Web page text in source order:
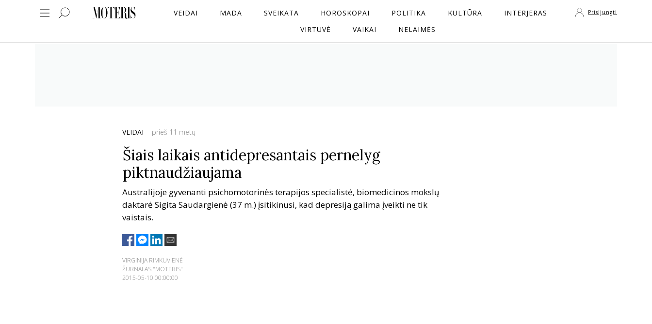
VEIDAI MADA SVEIKATA HOROSKOPAI POLITIKA KULTŪRA
INTERJERAS
VIRTUVĖ
VAIKAI NELAIMĖS
Prisijungti
VEIDAI prieš 11 metų
Šiais laikais antidepresantais pernelyg
piktnaudžiaujama
Australijoje gyvenanti psichomotorinės terapijos specialistė, biomedicinos mokslų
daktarė Sigita Saudargienė (37 m.) įsitikinusi, kad depresiją galima įveikti ne tik
vaistais.
VIRGINIJA RIMKUVIENĖ
ŽURNALAS "MOTERIS"
2015-05-10 00:00:00